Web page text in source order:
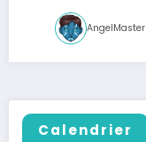
AngelMaster
Calendrier